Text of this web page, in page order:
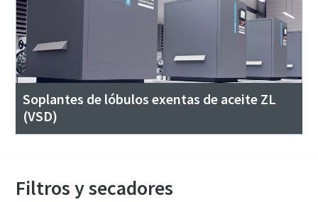
Soplantes de lóbulos exentas de aceite ZL
(VSD)
Filtros y secadores